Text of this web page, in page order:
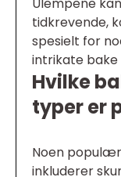
Ulempene
tidkrevende,
spesielt for
intrikate
Hvilke
typer er
Noen
inkluderer